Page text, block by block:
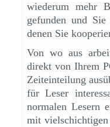
wiederum mehr
gefunden und
denen Sie
Von wo aus
direkt von Ihrem
Zeiteinteilung
für Leser
normalen Lesern
mit vielschichtigen